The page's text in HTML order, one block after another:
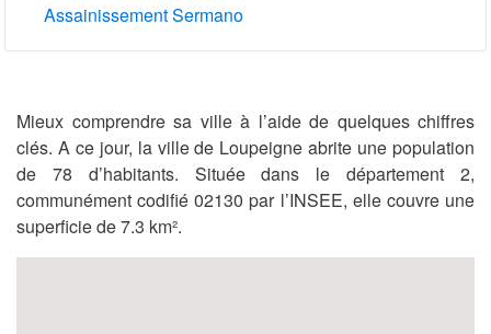
Assainissement Sermano
Mieux comprendre sa ville à l’aide de quelques chiffres
clés. A ce jour, la ville de Loupeigne abrite une population
de 78 d’habitants. Située dans le département 2,
communément codifié 02130 par l’INSEE, elle couvre une
superficie de 7.3 km².